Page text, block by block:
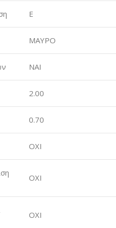
E
ΜΑΥΡΟ
ΝΑΙ
2.00
0.70
ΟΧΙ
ΟΧΙ
ΟΧΙ